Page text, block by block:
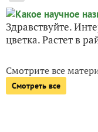
Здравствуйте.
цветка. Растет в
Смотрите все
Смотреть все